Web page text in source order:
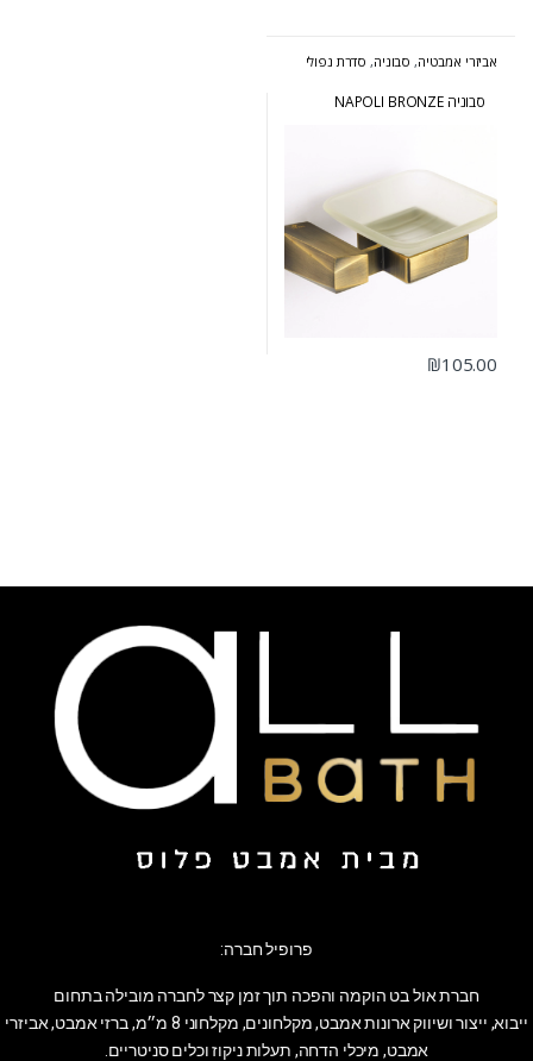
אביזרי אמבטיה, סבוניה, סדרת נפולי
סבוניה NAPOLI BRONZE
₪105.00
פרופיל חברה:
חברת אול בט הוקמה והפכה תוך זמן קצר לחברה מובילה בתחום
ייבוא, ייצור ושיווק ארונות אמבט, מקלחונים, מקלחוני 8 מ״מ, ברזי אמבט, אביזרי
אמבט, מיכלי הדחה, תעלות ניקוז וכלים סניטריים.